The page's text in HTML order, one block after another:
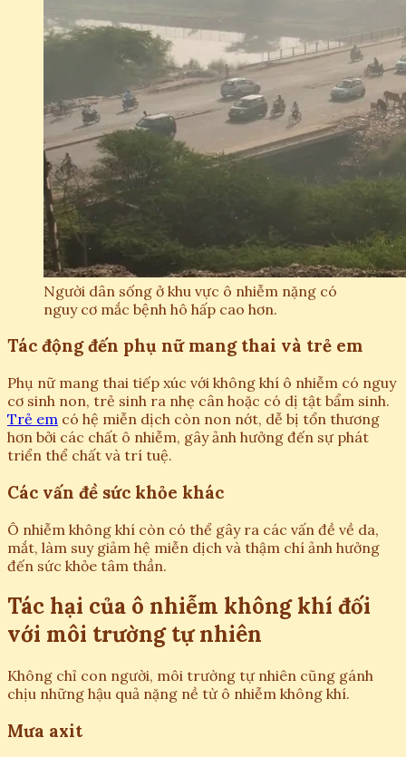
Người dân sống ở khu vực ô nhiễm nặng có
nguy cơ mắc bệnh hô hấp cao hơn.
Tác động đến phụ nữ mang thai và trẻ em
Phụ nữ mang thai tiếp xúc với không khí ô nhiễm có nguy
cơ sinh non, trẻ sinh ra nhẹ cân hoặc có dị tật bẩm sinh.
Trẻ em có hệ miễn dịch còn non nớt, dễ bị tổn thương
hơn bởi các chất ô nhiễm, gây ảnh hưởng đến sự phát
triển thể chất và trí tuệ.
Các vấn đề sức khỏe khác
Ô nhiễm không khí còn có thể gây ra các vấn đề về da,
mắt, làm suy giảm hệ miễn dịch và thậm chí ảnh hưởng
đến sức khỏe tâm thần.
Tác hại của ô nhiễm không khí đối
với môi trường tự nhiên
Không chỉ con người, môi trường tự nhiên cũng gánh
chịu những hậu quả nặng nề từ ô nhiễm không khí.
Mưa axit